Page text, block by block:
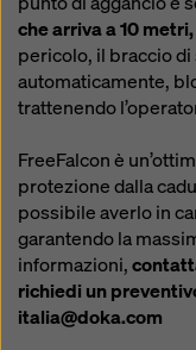
che arriva a 10
pericolo, il braccio
automaticamente,
trattenendo
FreeFalcon è
protezione dalla
possibile averlo in
garantendo la
informazioni,
richiedi un
italia@doka.com
modificando le
cliccando su
sito web e
corrispondenti.
qualsiasi
in fondo a questo
Potete trovare
nella nostra
inoltre la
(impostazioni